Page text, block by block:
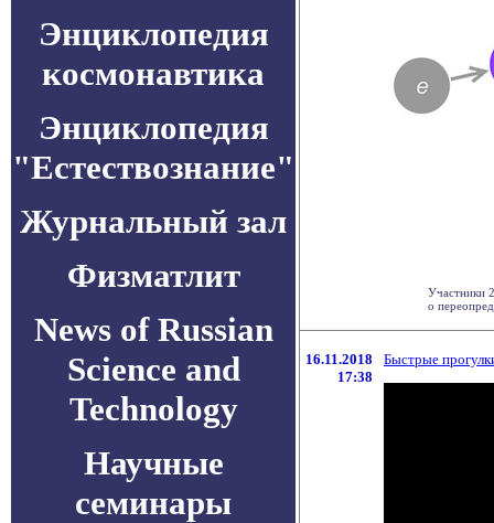
Энциклопедия
космонавтика
Энциклопедия
"Естествознание"
Журнальный зал
Физматлит
News of Russian
Science and
Technology
Научные
семинары
Участники
о
16.11.2018
17:38
Быстрые